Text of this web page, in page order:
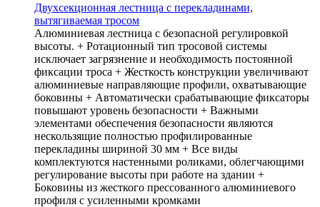
Двухсекционная лестница с перекладинами,
вытягиваемая тросом
Алюминиевая лестница с безопасной регулировкой
высоты. + Ротационный тип тросовой системы
исключает загрязнение и необходимость постоянной
фиксации троса + Жесткость конструкции увеличивают
алюминиевые направляющие профили, охватывающие
боковины + Автоматически срабатывающие фиксаторы
повышают уровень безопасности + Важными
элементами обеспечения безопасности являются
нескользящие полностью профилированные
перекладины шириной 30 мм + Все виды
комплектуются настенными роликами, облегчающими
регулирование высоты при работе на здании +
Боковины из жесткого прессованного алюминиевого
профиля с усиленными кромками